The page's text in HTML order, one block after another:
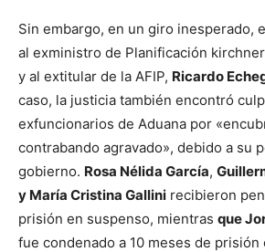
Sin embargo, en un giro inesperado,
al exministro de Planificación
y al extitular de la AFIP, Ricardo
caso, la justicia también encontró
exfuncionarios de Aduana por
contrabando agravado», debido a su
gobierno. Rosa Nélida García,
y María Cristina Gallini recibieron
prisión en suspenso, mientras que
fue condenado a 10 meses de prisión